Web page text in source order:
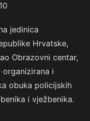
jedinica
Hrvatske,
Obrazovni centar,
i
obuka policijskih
i vježbenika.